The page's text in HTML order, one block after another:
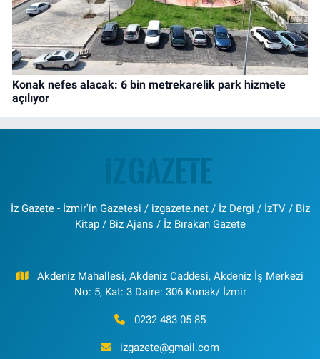
Konak nefes alacak: 6 bin metrekarelik park hizmete
açılıyor
İz Gazete - İzmir'in Gazetesi / izgazete.net / İz Dergi / İzTV / Biz
Kitap / Biz Ajans / İz Bırakan Gazete
Akdeniz Mahallesi, Akdeniz Caddesi, Akdeniz İş Merkezi
No: 5, Kat: 3 Daire: 306 Konak/ İzmir
0232 483 05 85
izgazete@gmail.com